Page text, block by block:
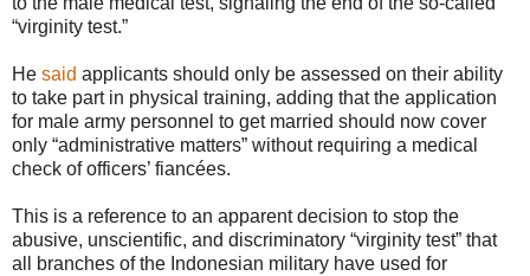
“virginity test.”
He said applicants should only be assessed on their ability
to take part in physical training, adding that the application
for male army personnel to get married should now cover
only “administrative matters” without requiring a medical
check of officers’ fiancées.
This is a reference to an apparent decision to stop the
abusive, unscientific, and discriminatory “virginity test” that
all branches of the Indonesian military have used for